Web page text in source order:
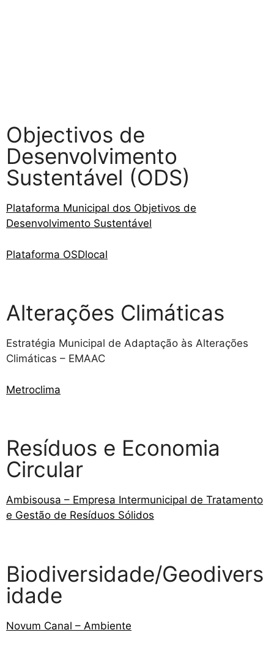
Objectivos de
Desenvolvimento
Sustentável (ODS)
Plataforma Municipal dos Objetivos de
Desenvolvimento Sustentável
Plataforma OSDlocal
Alterações Climáticas
Estratégia Municipal de Adaptação às Alterações
Climáticas – EMAAC
Metroclima
Resíduos e Economia
Circular
Ambisousa – Empresa Intermunicipal de Tratamento
e Gestão de Resíduos Sólidos
Biodiversidade/Geodivers
idade
Novum Canal – Ambiente